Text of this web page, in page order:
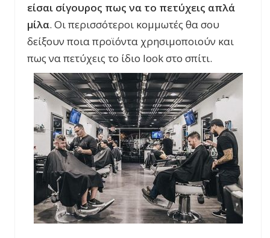
είσαι σίγουρος πως να το πετύχεις απλά
μίλα. Οι περισσότεροι κομμωτές θα σου
δείξουν ποια προϊόντα χρησιμοποιούν και
πως να πετύχεις το ίδιο lookστο σπίτι.